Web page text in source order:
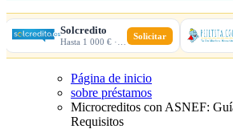
Solcredito Solicitar
Página de inicio
sobre préstamos
Microcreditos con ASNEF:
Requisitos